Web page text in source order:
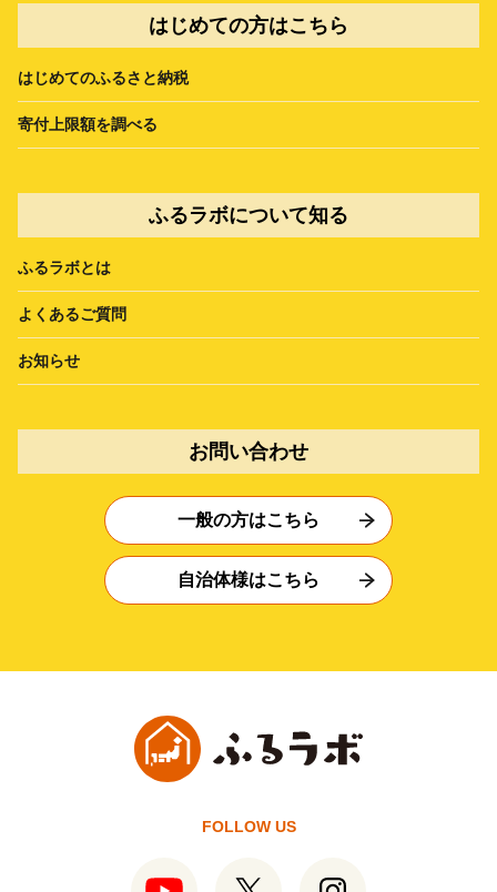
はじめての方はこちら
はじめてのふるさと納税
寄付上限額を調べる
ふるラボについて知る
ふるラボとは
よくあるご質問
お知らせ
お問い合わせ
一般の方はこちら
自治体様はこちら
FOLLOW US